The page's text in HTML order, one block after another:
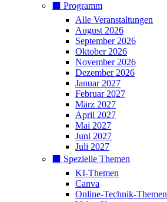
⬛️ Programm
Alle Veranstaltungen
August 2026
September 2026
Oktober 2026
November 2026
Dezember 2026
Januar 2027
Februar 2027
März 2027
April 2027
Mai 2027
Juni 2027
Juli 2027
⬛️ Spezielle Themen
KI-Themen
Canva
Online-Technik-Themen